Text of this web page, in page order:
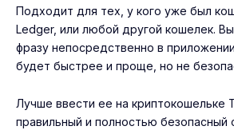
Подходит для тех, у кого уже был
Ledger, или любой другой кошелек.
фразу непосредственно в
будет быстрее и проще, но не
Лучше ввести ее на криптокошельке
правильный и полностью безопасный